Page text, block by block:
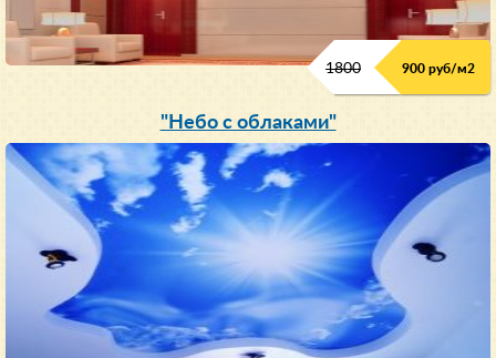
1800 900 руб/м2
"Небо с облаками"